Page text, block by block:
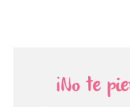
¡No te